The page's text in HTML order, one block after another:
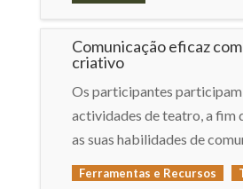
Comunicação eficaz
criativo
Os participantes
actividades de teatro, a fim
as suas habilidades de
Ferramentas e Recursos